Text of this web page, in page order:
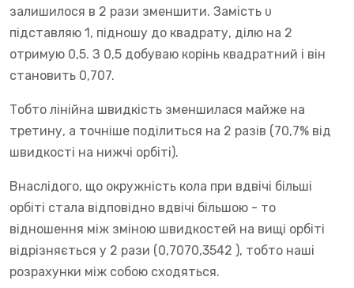
залишилося в 2 рази зменшити. Замість υ
підставляю 1, підношу до квадрату, ділю на 2
отримую 0,5. З 0,5 добуваю корінь квадратний і він
становить 0,707.
Тобто лінійна швидкість зменшилася майже на
третину, а точніше поділиться на 2 разів (70,7% від
швидкості на нижчі орбіті).
Внаслідого, що окружність кола при вдвічі більші
орбіті стала відповідно вдвічі більшою - то
відношення між зміною швидкостей на вищі орбіті
відрізняється у 2 рази (0,7070,3542 ), тобто наші
розрахунки між собою сходяться.